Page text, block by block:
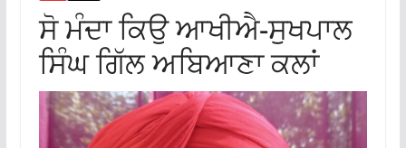
ਸੋ ਮੰਦਾ ਕਿਉ ਆਖੀਐ-ਸੁਖਪਾਲ
ਸਿੰਘ ਗਿੱਲ ਅਬਿਆਣਾ ਕਲਾਂ